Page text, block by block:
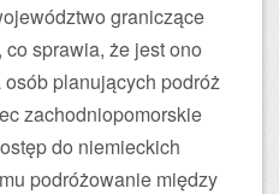
graniczące
sprawia, że jest ono
planujących podróż
zachodniopomorskie
do niemieckich
podróżowanie między